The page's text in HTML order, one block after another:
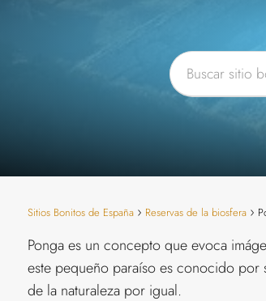
Sitios Bonitos de España Reservas de la biosfera
Ponga es un concepto que evoca
este pequeño paraíso es conocido por
de la naturaleza por igual.